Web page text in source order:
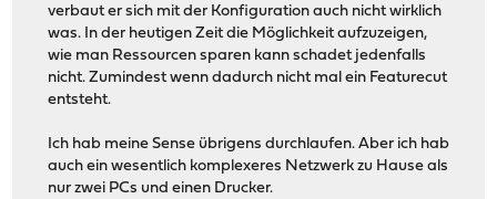
verbaut er sich mit der Konfiguration auch nicht wirklich
was. In der heutigen Zeit die Möglichkeit aufzuzeigen,
wie man Ressourcen sparen kann schadet jedenfalls
nicht. Zumindest wenn dadurch nicht mal ein Featurecut
entsteht.
Ich hab meine Sense übrigens durchlaufen. Aber ich hab
auch ein wesentlich komplexeres Netzwerk zu Hause als
nur zwei PCs und einen Drucker.